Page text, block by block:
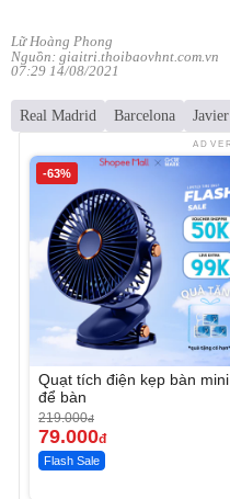
Lữ Hoàng Phong
Nguồn: giaitri.thoibaovhnt.com.vn
07:29 14/08/2021
Real Madrid Barcelona
-63%
Quạt tích điện kẹp bàn mini
để bàn
219.000đ
79.000đ
Flash Sale